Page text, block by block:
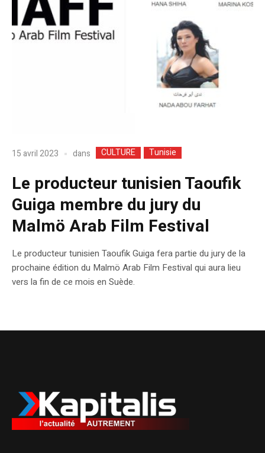
15 avril 2023 dans CULTURE Tunisie
Le producteur tunisien Taoufik
Guiga membre du jury du
Malmö Arab Film Festival
Le producteur tunisien Taoufik Guiga fera partie du jury de la
prochaine édition du Malmö Arab Film Festival qui aura lieu
vers la fin de ce mois en Suède.